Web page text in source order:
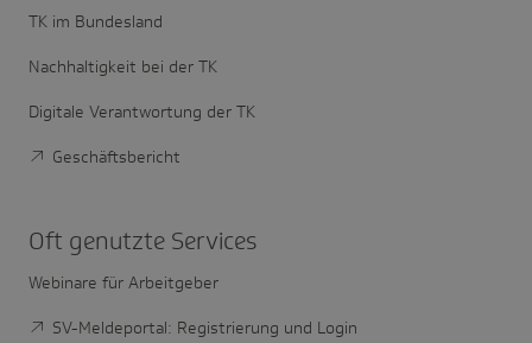
TK im Bundesland
Nachhaltigkeit bei der TK
Digitale Verantwortung der TK
Geschäftsbericht
Oft genutzte Services
Webinare für Arbeitgeber
SV-Meldeportal: Registrierung und Login